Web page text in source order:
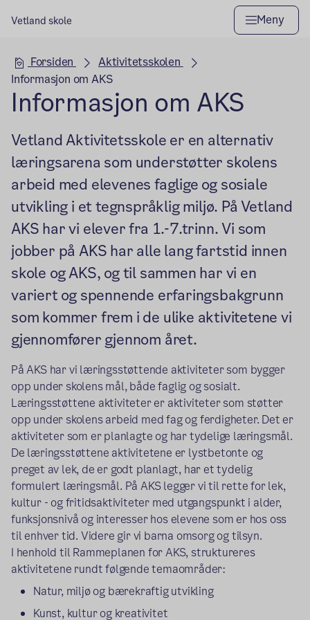
Vetland skole Meny
Hovedseksjon
Forsiden
Aktivitetsskolen
Informasjon om AKS
Informasjon om AKS
Vetland Aktivitetsskole er en alternativ
læringsarena som understøtter skolens
arbeid med elevenes faglige og sosiale
utvikling i et tegnspråklig miljø. På Vetland
AKS har vi elever fra 1.-7.trinn. Vi som
jobber på AKS har alle lang fartstid innen
skole og AKS, og til sammen har vi en
variert og spennende erfaringsbakgrunn
som kommer frem i de ulike aktivitetene vi
gjennomfører gjennom året.
På AKS har vi læringsstøttende aktiviteter som bygger
opp under skolens mål, både faglig og sosialt.
Læringsstøttene aktiviteter er aktiviteter som støtter
opp under skolens arbeid med fag og ferdigheter. Det er
aktiviteter som er planlagte og har tydelige læringsmål.
De læringsstøttene aktivitetene er lystbetonte og
preget av lek, de er godt planlagt, har et tydelig
formulert læringsmål. På AKS legger vi til rette for lek,
kultur - og fritidsaktiviteter med utgangspunkt i alder,
funksjonsnivå og interesser hos elevene som er hos oss
til enhver tid. Videre gir vi barna omsorg og tilsyn.
I henhold til Rammeplanen for AKS, struktureres
aktivitetene rundt følgende temaområder:
Natur, miljø og bærekraftig utvikling
Kunst, kultur og kreativitet